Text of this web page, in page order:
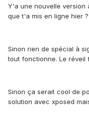
Y'a une nouvelle version
que t'a mis en ligne hier ?
Sinon rien de spécial à
tout fonctionne. Le réveil
Sinon ça serait cool de
solution avec xposed